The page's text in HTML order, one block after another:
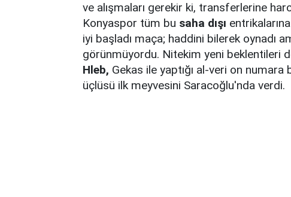
ve alışmaları gerekir ki, transferlerine
Konyaspor tüm bu saha dışı
iyi başladı maça; haddini bilerek oynadı
görünmüyordu. Nitekim yeni beklentileri
Hleb, Gekas ile yaptığı al-veri on
üçlüsü ilk meyvesini Saracoğlu'nda verdi.